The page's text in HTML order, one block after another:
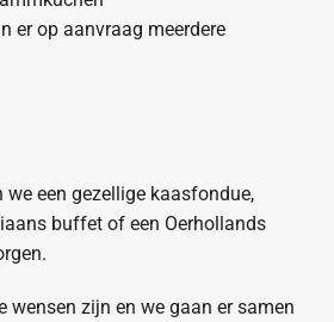
er op aanvraag meerdere
een gezellige kaasfondue,
buffet of een Oerhollands
wensen zijn en we gaan er samen